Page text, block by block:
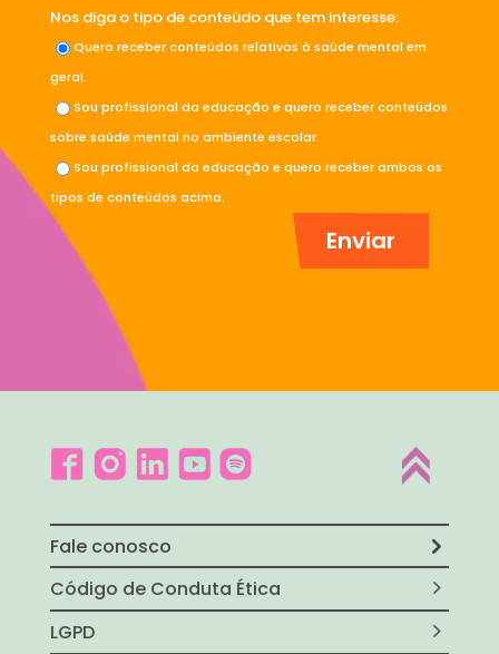
Nos diga o tipo de conteúdo que tem interesse:
Quero receber conteúdos relativos à saúde mental em
geral.
Sou profissional da educação e quero receber conteúdos
sobre saúde mental no ambiente escolar.
Sou profissional da educação e quero receber ambos os
tipos de conteúdos acima.
Fale conosco
Código de Conduta Ética
LGPD